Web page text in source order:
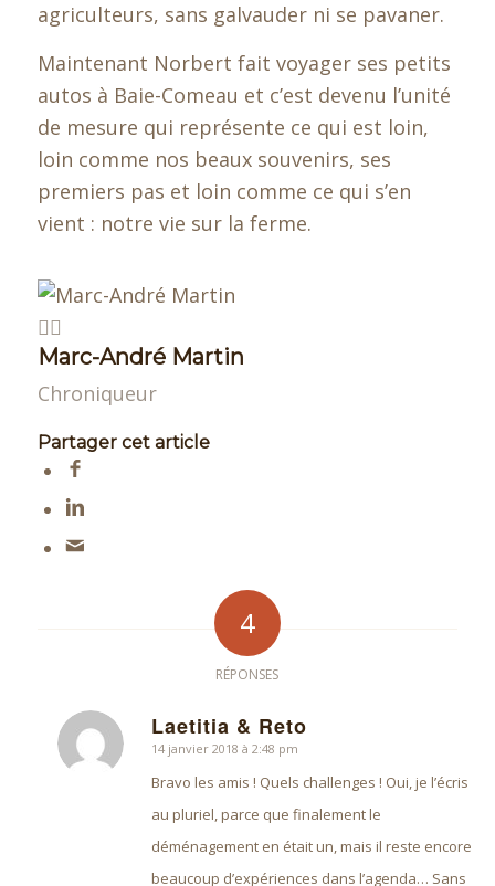
agriculteurs, sans galvauder ni se pavaner.
Maintenant Norbert fait voyager ses petits
autos à Baie-Comeau et c’est devenu l’unité
de mesure qui représente ce qui est loin,
loin comme nos beaux souvenirs, ses
premiers pas et loin comme ce qui s’en
vient : notre vie sur la ferme.
Marc-André Martin
Chroniqueur
Partager cet article
4
RÉPONSES
Laetitia & Reto
dit
14 janvier 2018 à 2:48 pm
Bravo les amis ! Quels challenges ! Oui, je l’écris
au pluriel, parce que finalement le
déménagement en était un, mais il reste encore
beaucoup d’expériences dans l’agenda… Sans